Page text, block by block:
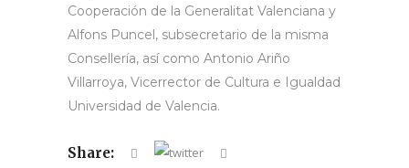
Cooperación de la Generalitat Valenciana y
Alfons Puncel, subsecretario de la misma
Consellería, así como Antonio Ariño
Villarroya, Vicerrector de Cultura e Igualdad
Universidad de Valencia.
Share: